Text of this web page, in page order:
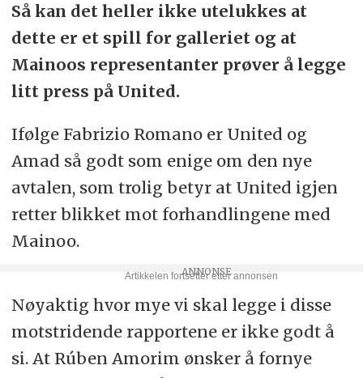
Så kan det heller ikke utelukkes at
dette er et spill for galleriet og at
Mainoos representanter prøver å legge
litt press på United.
Ifølge Fabrizio Romano er United og
Amad så godt som enige om den nye
avtalen, som trolig betyr at United igjen
retter blikket mot forhandlingene med
Mainoo.
Nøyaktig hvor mye vi skal legge i disse
motstridende rapportene er ikke godt å
si. At Rúben Amorim ønsker å fornye